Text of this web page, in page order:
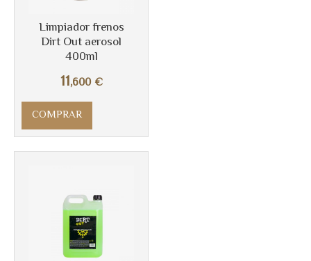
Limpiador frenos
Dirt Out aerosol
400ml
11,600 €
COMPRAR